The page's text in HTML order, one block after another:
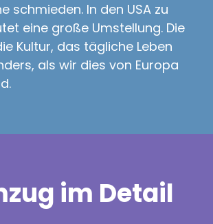
schmieden. In den USA zu
eine große Umstellung. Die
Kultur, das tägliche Leben
als wir dies von Europa
im Detail